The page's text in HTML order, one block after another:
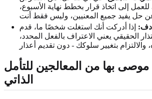
إلى اتخاذ قرار بخطط نهاية الأسبوع،
إذا أدركت أنك استغلت شخصًا ما، قدم
الحقيقي يعني الاعتراف بالفعل المحدد،
موصى بها من المعالجين للتأمل
الذاتي